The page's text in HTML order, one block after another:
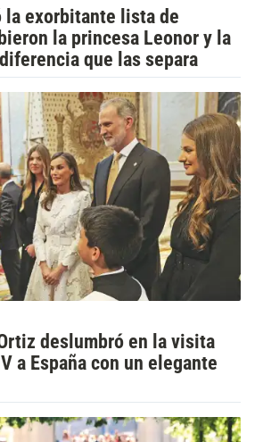
la exorbitante lista de
la princesa Leonor y la
que las separa
deslumbró en la visita
a España con un elegante